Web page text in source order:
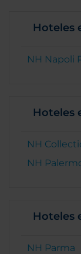
Hoteles
NH Napoli
Hoteles
NH
NH
Hoteles
NH Parma